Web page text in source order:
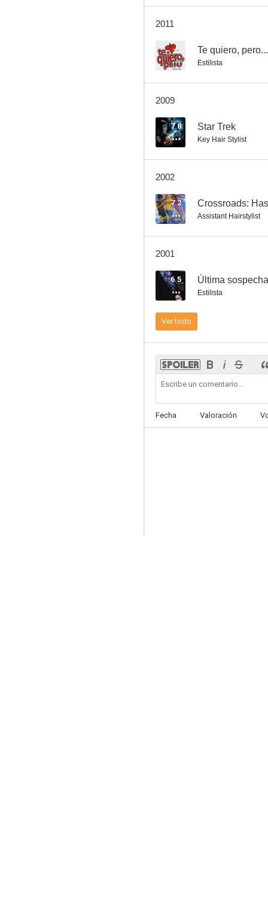
2011
-- Te quiero, pero...
Estilista
2009
7.8 Star Trek
Key Hair Stylist
2002
7.2 Crossroads:
Assistant Hairstylist
2001
6.5 Última sospecha
Estilista
Ver todo
Fecha Valoración